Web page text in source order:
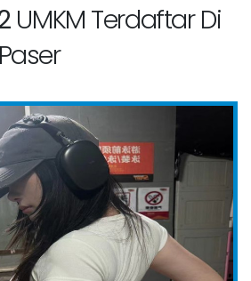
UMKM Terdaftar Di